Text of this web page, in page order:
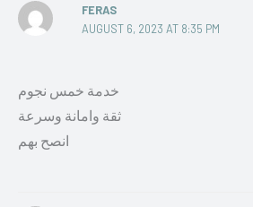
FERAS
AUGUST 6, 2023 AT 8:35 PM
خدمة خمس نجوم
ثقة وامانة وسرعة
انصح بهم